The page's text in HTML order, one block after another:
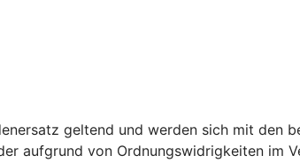
geltend und werden sich mit
aufgrund von Ordnungswidrigkeiten im